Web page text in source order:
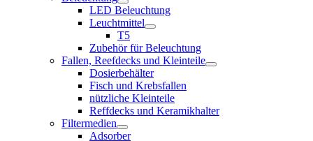
LED Beleuchtung
Leuchtmittel
T5
Zubehör für Beleuchtung
Fallen, Reefdecks und Kleinteile
Dosierbehälter
Fisch und Krebsfallen
nützliche Kleinteile
Reffdecks und Keramikhalter
Filtermedien
Adsorber